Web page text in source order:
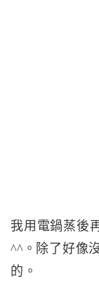
我用電鍋蒸後
^^。除了好像
的。